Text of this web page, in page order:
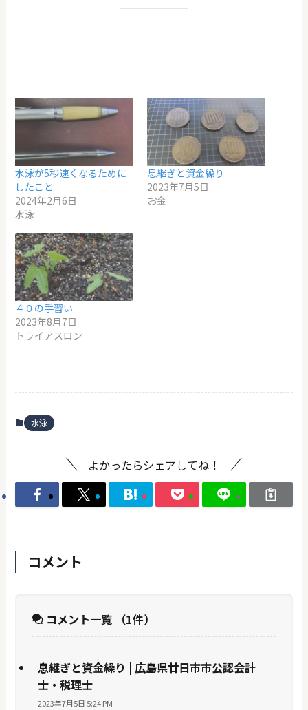
水泳が5秒速くなるために
したこと
2024年2月6日
水泳
息継ぎと資金繰り
2023年7月5日
お金
４０の手習い
2023年8月7日
トライアスロン
水泳
よかったらシェアしてね！
コメント
コメント一覧 （1件）
息継ぎと資金繰り | 広島県廿日市市公認会計
士・税理士
2023年7月5日 5:24 PM